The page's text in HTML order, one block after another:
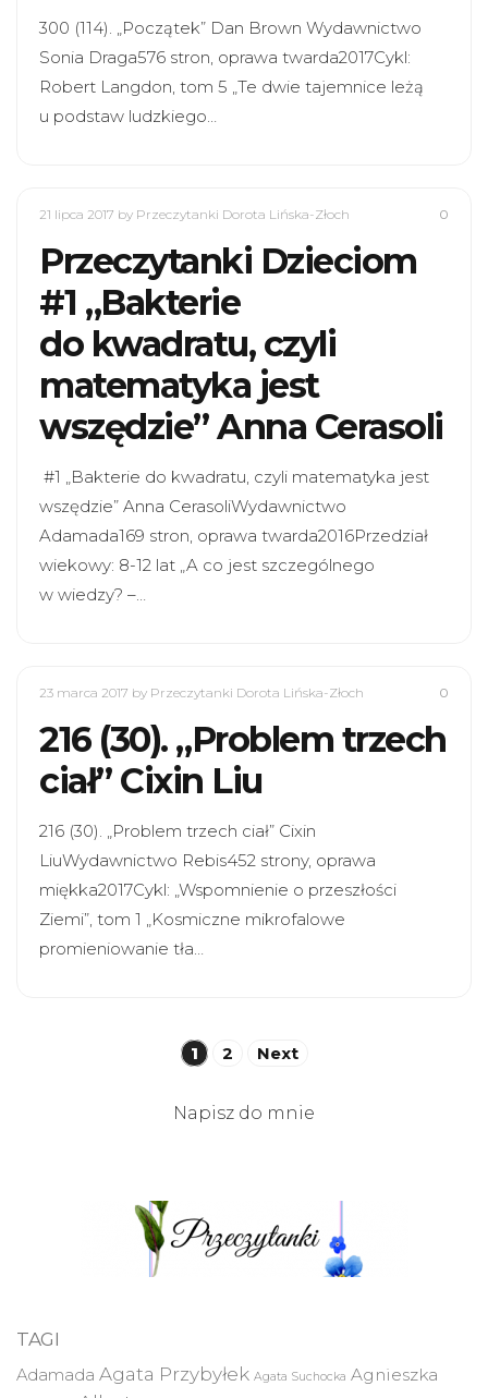
300 (114). „Początek” Dan Brown Wydawnictwo
Sonia Draga576 stron, oprawa twarda2017Cykl:
Robert Langdon, tom 5 „Te dwie tajemnice leżą
u podstaw ludzkiego…
21 lipca 2017 by Przeczytanki Dorota Lińska-Złoch 0
Przeczytanki Dzieciom
#1 „Bakterie
do kwadratu, czyli
matematyka jest
wszędzie” Anna Cerasoli
#1 „Bakterie do kwadratu, czyli matematyka jest
wszędzie” Anna CerasoliWydawnictwo
Adamada169 stron, oprawa twarda2016Przedział
wiekowy: 8-12 lat „A co jest szczególnego
w wiedzy? –…
23 marca 2017 by Przeczytanki Dorota Lińska-Złoch 0
216 (30). „Problem trzech
ciał” Cixin Liu
216 (30). „Problem trzech ciał” Cixin
LiuWydawnictwo Rebis452 strony, oprawa
miękka2017Cykl: „Wspomnienie o przeszłości
Ziemi”, tom 1 „Kosmiczne mikrofalowe
promieniowanie tła…
Stronicowanie
1 2 Next
Napisz do mnie
TAGI
Adamada Agata Przybyłek Agata Suchocka Agnieszka